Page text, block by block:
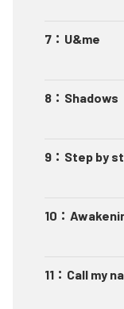
7 ： U&me
8 ： Shadows
9 ： Step by
10 ：
11 ： Call my